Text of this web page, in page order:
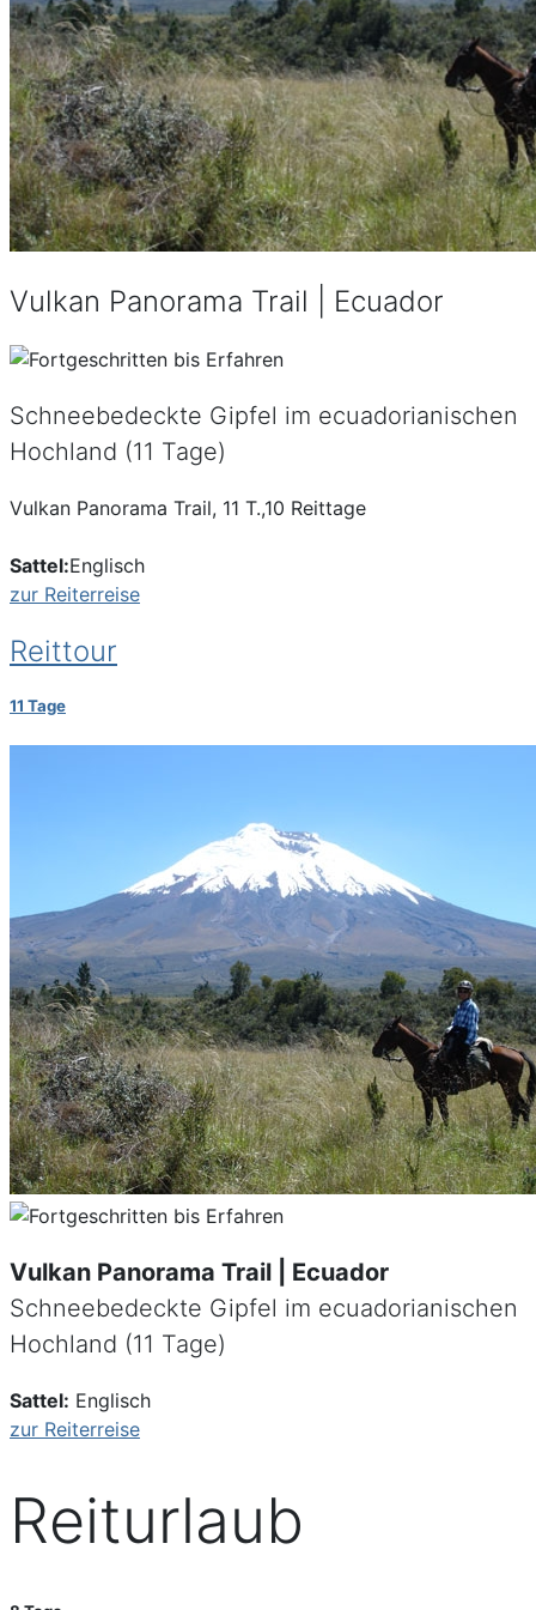
Vulkan Panorama Trail | Ecuador
Schneebedeckte Gipfel im ecuadorianischen
Hochland (11 Tage)
Vulkan Panorama Trail, 11 T.,10 Reittage
Sattel:Englisch
zur Reiterreise
Reittour
11 Tage
Vulkan Panorama Trail | Ecuador
Schneebedeckte Gipfel im ecuadorianischen
Hochland (11 Tage)
Sattel: Englisch
zur Reiterreise
Reiturlaub